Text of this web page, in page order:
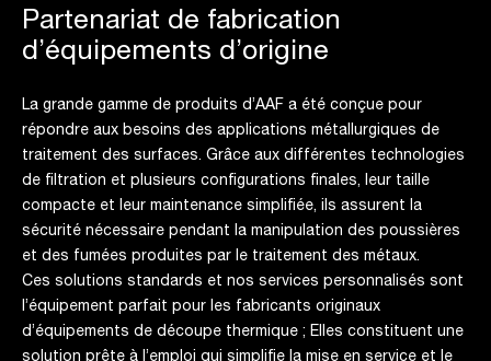
Partenariat de fabrication
d’équipements d’origine
La grande gamme de produits d’AAF a été conçue pour
répondre aux besoins des applications métallurgiques de
traitement des surfaces. Grâce aux différentes technologies
de filtration et plusieurs configurations finales, leur taille
compacte et leur maintenance simplifiée, ils assurent la
sécurité nécessaire pendant la manipulation des poussières
et des fumées produites par le traitement des métaux.
Ces solutions standards et nos services personnalisés sont
l’équipement parfait pour les fabricants originaux
d’équipements de découpe thermique ; Elles constituent une
solution prête à l’emploi qui simplifie la mise en service et le